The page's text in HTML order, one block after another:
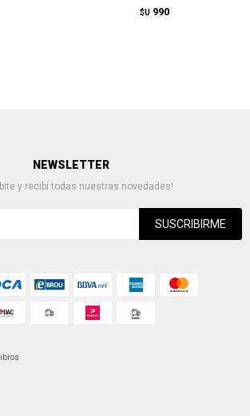
$U 990
NEWSLETTER
y recibí todas nuestras novedades!
SUSCRIBIRME